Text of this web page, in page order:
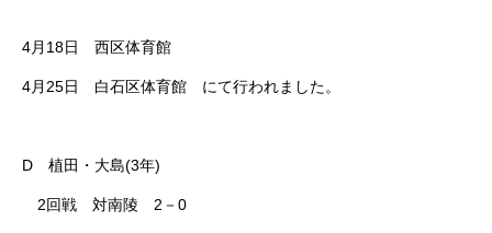
4月18日 西区体育館
4月25日 白石区体育館 にて行われました。
D 植田・大島(3年)
2回戦 対南陵 2－0